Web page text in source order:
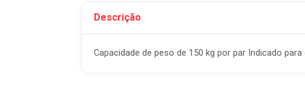
Descrição
Capacidade de peso de 150 kg por par Indicado